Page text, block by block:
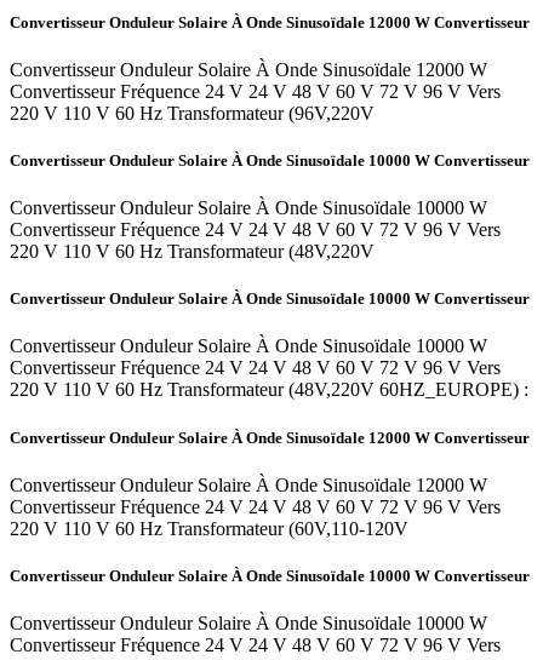
Convertisseur Onduleur Solaire À Onde Sinusoïdale 12000 W Convertisseur
Convertisseur Onduleur Solaire À Onde Sinusoïdale 12000 W
Convertisseur Fréquence 24 V 24 V 48 V 60 V 72 V 96 V Vers
220 V 110 V 60 Hz Transformateur (96V,220V
Convertisseur Onduleur Solaire À Onde Sinusoïdale 10000 W Convertisseur
Convertisseur Onduleur Solaire À Onde Sinusoïdale 10000 W
Convertisseur Fréquence 24 V 24 V 48 V 60 V 72 V 96 V Vers
220 V 110 V 60 Hz Transformateur (48V,220V
Convertisseur Onduleur Solaire À Onde Sinusoïdale 10000 W Convertisseur
Convertisseur Onduleur Solaire À Onde Sinusoïdale 10000 W
Convertisseur Fréquence 24 V 24 V 48 V 60 V 72 V 96 V Vers
220 V 110 V 60 Hz Transformateur (48V,220V 60HZ_EUROPE) :
Convertisseur Onduleur Solaire À Onde Sinusoïdale 12000 W Convertisseur
Convertisseur Onduleur Solaire À Onde Sinusoïdale 12000 W
Convertisseur Fréquence 24 V 24 V 48 V 60 V 72 V 96 V Vers
220 V 110 V 60 Hz Transformateur (60V,110-120V
Convertisseur Onduleur Solaire À Onde Sinusoïdale 10000 W Convertisseur
Convertisseur Onduleur Solaire À Onde Sinusoïdale 10000 W
Convertisseur Fréquence 24 V 24 V 48 V 60 V 72 V 96 V Vers